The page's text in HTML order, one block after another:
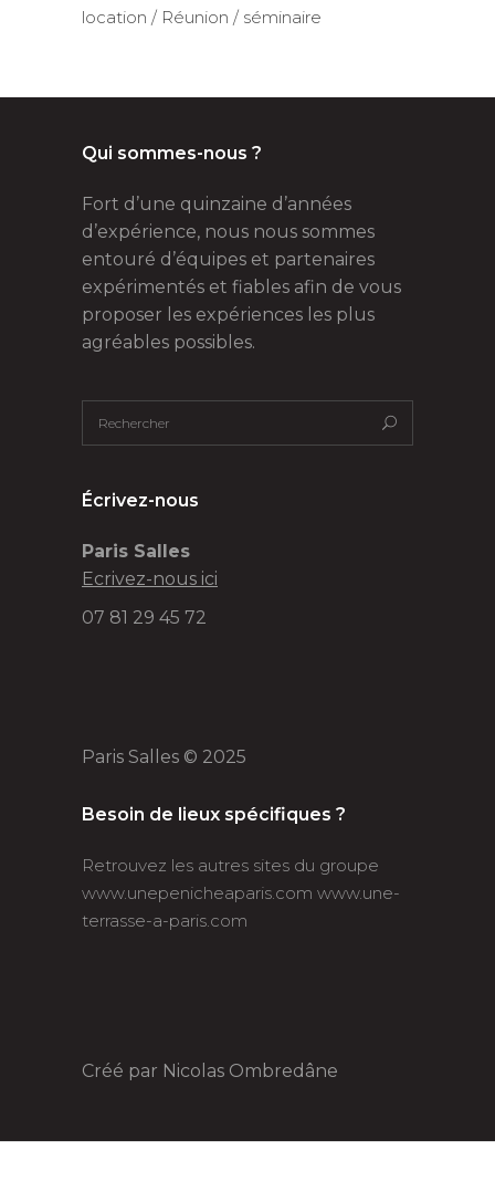
location
Réunion séminaire
Qui sommes-nous ?
Fort d’une quinzaine d’années
d’expérience, nous nous sommes
entouré d’équipes et partenaires
expérimentés et fiables afin de vous
proposer les expériences les plus
agréables possibles.
Écrivez-nous
Paris Salles
Ecrivez-nous ici
07 81 29 45 72
Paris Salles © 2025
Besoin de lieux spécifiques ?
Retrouvez les autres sites du groupe
www.unepenicheaparis.com www.une-
terrasse-a-paris.com
Créé par Nicolas Ombredâne